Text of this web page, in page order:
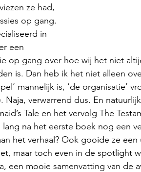
ze had,
op gang.
in
een
op gang over hoe wij het niet
is. Dan heb ik het niet alleen
mannelijk is, ‘de organisatie’
Naja, verwarrend dus. En
Tale en het vervolg The
na het eerste boek nog een
het verhaal? Ook gooide ze
maar toch even in de spotlight
een mooie samenvatting van de